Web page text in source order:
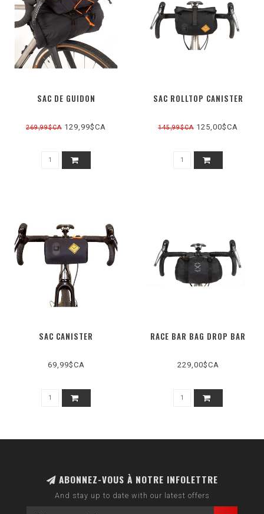
SAC DE GUIDON
269,99$CA 129,99$CA
SAC ROLLTOP CANISTER
145,99$CA 125,00$CA
SAC CANISTER
69,99$CA
RACE BAR BAG DROP BAR
229,00$CA
ABONNEZ-VOUS À NOTRE INFOLETTRE
And stay up to date with our latest offers